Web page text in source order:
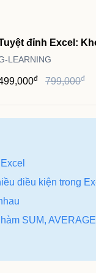
đỉnh Excel:
LEARNING
đ 799,000đ
điều kiện trong
SUM,